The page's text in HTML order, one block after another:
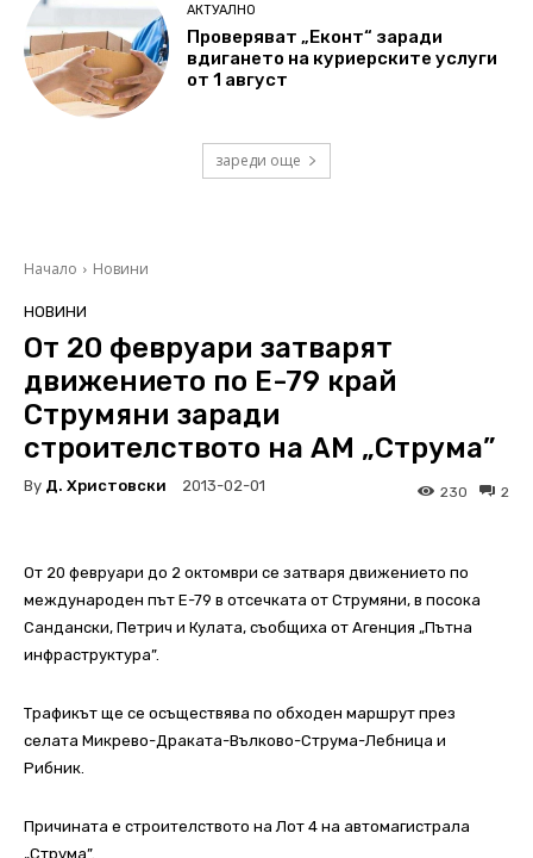
АКТУАЛНО
Проверяват „Еконт“ заради
вдигането на куриерските услуги
от 1 август
зареди още